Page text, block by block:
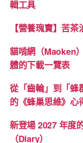
輯工具
【營養瑰寶】苦
貓啃網（Maoken
體的下載一覽表
從「齒輪」到「蜂
的《蜂巢思維》心
新登場 2027 年度
（Diary）